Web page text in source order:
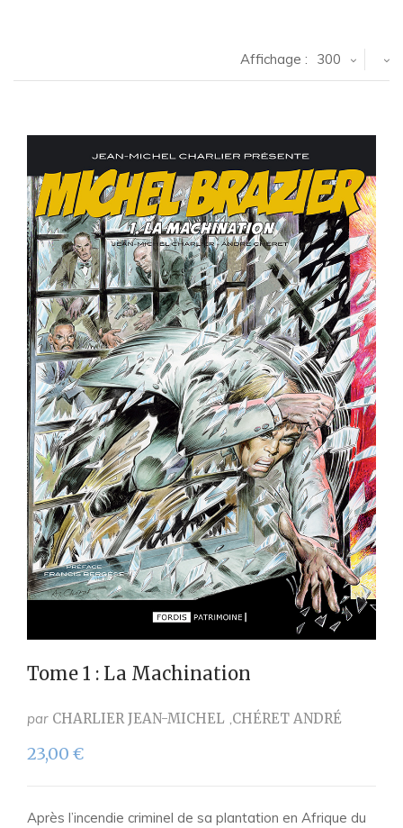
Affichage : 300
Tome 1 : La Machination
par CHARLIER JEAN-MICHEL CHÉRET ANDRÉ
23,00 €
Après l’incendie criminel de sa plantation en Afrique du